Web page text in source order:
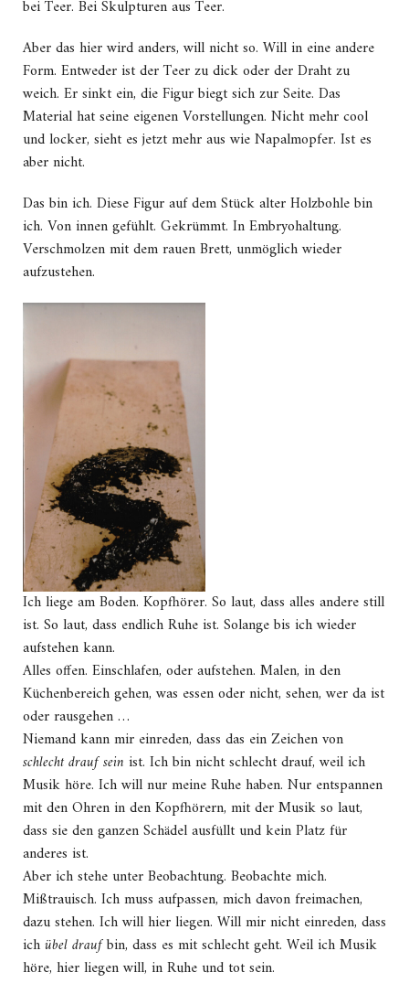
bei Teer. Bei Skulpturen aus Teer.
Aber das hier wird anders, will nicht so. Will in eine andere
Form. Entweder ist der Teer zu dick oder der Draht zu
weich. Er sinkt ein, die Figur biegt sich zur Seite. Das
Material hat seine eigenen Vorstellungen. Nicht mehr cool
und locker, sieht es jetzt mehr aus wie Napalmopfer. Ist es
aber nicht.
Das bin ich. Diese Figur auf dem Stück alter Holzbohle bin
ich. Von innen gefühlt. Gekrümmt. In Embryohaltung.
Verschmolzen mit dem rauen Brett, unmöglich wieder
aufzustehen.
Ich liege am Boden. Kopfhörer. So laut, dass alles andere still
ist. So laut, dass endlich Ruhe ist. Solange bis ich wieder
aufstehen kann.
Alles offen. Einschlafen, oder aufstehen. Malen, in den
Küchenbereich gehen, was essen oder nicht, sehen, wer da ist
oder rausgehen …
Niemand kann mir einreden, dass das ein Zeichen von
schlecht drauf sein ist. Ich bin nicht schlecht drauf, weil ich
Musik höre. Ich will nur meine Ruhe haben. Nur entspannen
mit den Ohren in den Kopfhörern, mit der Musik so laut,
dass sie den ganzen Schädel ausfüllt und kein Platz für
anderes ist.
Aber ich stehe unter Beobachtung. Beobachte mich.
Mißtrauisch. Ich muss aufpassen, mich davon freimachen,
dazu stehen. Ich will hier liegen. Will mir nicht einreden, dass
ichübel draufbin, dass es mit schlecht geht. Weil ich Musik
höre, hier liegen will, in Ruhe und tot sein.